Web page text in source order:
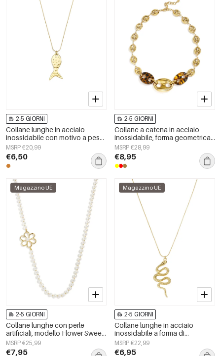
2-5 GIORNI
Collane lunghe in acciaio
inossidabile con motivo a pesci,
serie casual e semplice per tutti
i giorni, gioielli da donna
MSRP €20,99
€6,50
2-5 GIORNI
Collane a catena in acciaio
inossidabile, forma geometrica,
semplici, serie &quot;Daily
Simple&quot;, gioielli da donna
MSRP €28,99
€8,95
Magazzino UE
2-5 GIORNI
Collane lunghe con perle
artificiali, modello Flower Sweet
Daily Simple, gioielli da donna
MSRP €25,99
€7,95
Magazzino UE
2-5 GIORNI
Collane lunghe in acciaio
inossidabile a forma di
serpente, semplici, della serie
Simple Daily, gioielli da donna
MSRP €22,99
€6,95